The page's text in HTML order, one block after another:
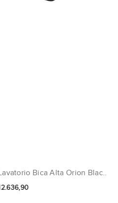
Bica Alta Orion Blac..